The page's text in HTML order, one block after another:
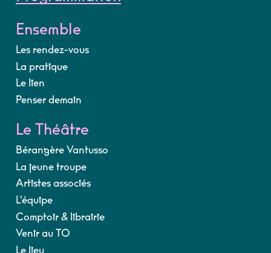
Ensemble
Les rendez-vous
La pratique
Le lien
Penser demain
Le Théâtre
Bérangère Vantusso
La jeune troupe
Artistes associés
L'équipe
Comptoir & librairie
Venir au TO
Le lieu